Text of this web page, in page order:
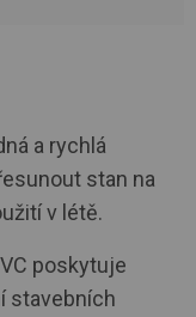
a rychlá
stan na
v létě.
poskytuje
stavebních